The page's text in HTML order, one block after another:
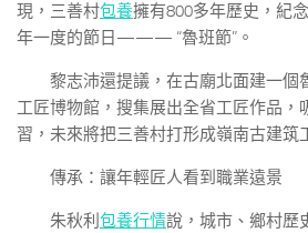
現，三善村包養擁有800多年歷史，紀
年一度的節日——— “魯班節”。
黎志沛還提議，在古廟北面建一個
工匠博物館，搜集展出全省工匠作品，
習，未來將把三善村打形成嶺南古建筑
傳承：讓年輕匠人看到職業遠景
朱秋利 包養行情說，城市、鄉村歷